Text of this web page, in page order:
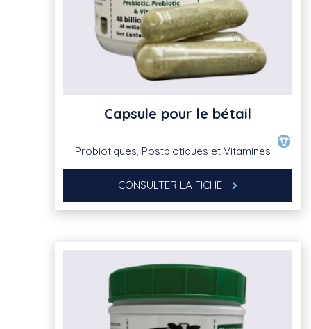
Capsule pour le bétail
Probiotiques, Postbiotiques et Vitamines
CONSULTER LA FICHE